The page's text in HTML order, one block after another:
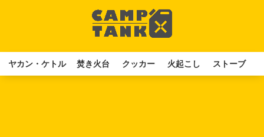
ヤカン・ケトル 焚き火台 クッカー 火起こし ストーブ